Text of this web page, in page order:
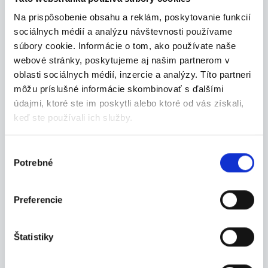
Na prispôsobenie obsahu a reklám, poskytovanie funkcií
sociálnych médií a analýzu návštevnosti používame
súbory cookie. Informácie o tom, ako používate naše
webové stránky, poskytujeme aj našim partnerom v
oblasti sociálnych médií, inzercie a analýzy. Títo partneri
môžu príslušné informácie skombinovať s ďalšími
údajmi, ktoré ste im poskytli alebo ktoré od vás získali,
keď ste používali ich služby.
súhlasu
Potrebné
Preferencie
Štatistiky
rozvoze elektrospotrebičov
Hľadáme mužov na prácu závozníka pri rozvoze
tov...
Prešov
P. J. Servis, s. r. o.
rozvoze elektrospotrebičov
Hľadáme mužov na prácu závozníka pri rozvoze
Prešov